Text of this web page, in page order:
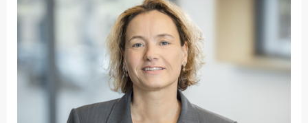
Fakultät
Ingenieurwissenschaften
und Informatik
Fakultät Management,
Kultur und Technik
Fakultät Wirtschafts- und
Sozialwissenschaften